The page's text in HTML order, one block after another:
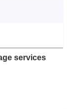
services